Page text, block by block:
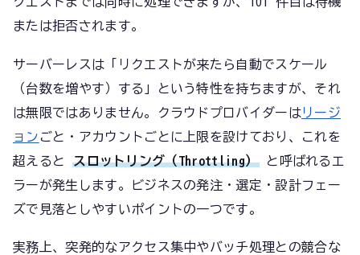
または拒否されます。
サーバーレスは「リクエストが来たら自動でスケール
（台数を増やす）する」という特性を持ちますが、それ
は無限ではありません。クラウドプロバイダーはリージ
ョンごと・アカウントごとに上限を設けており、これを
超えると スロットリング（Throttling）と呼ばれるエ
ラーが発生します。ビジネスの発注・選定・設計フェー
ズで見落としやすいポイントの一つです。
実務上、突発的なアクセス集中やバッチ処理との競合な